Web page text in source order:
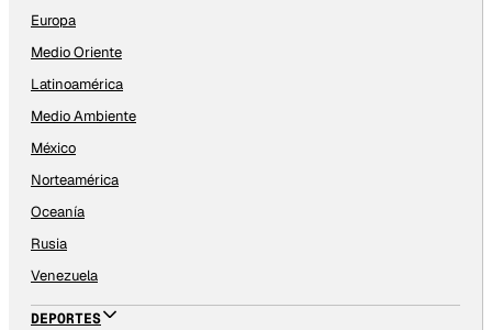
Europa
Medio Oriente
Latinoamérica
Medio Ambiente
México
Norteamérica
Oceanía
Rusia
Venezuela
DEPORTES